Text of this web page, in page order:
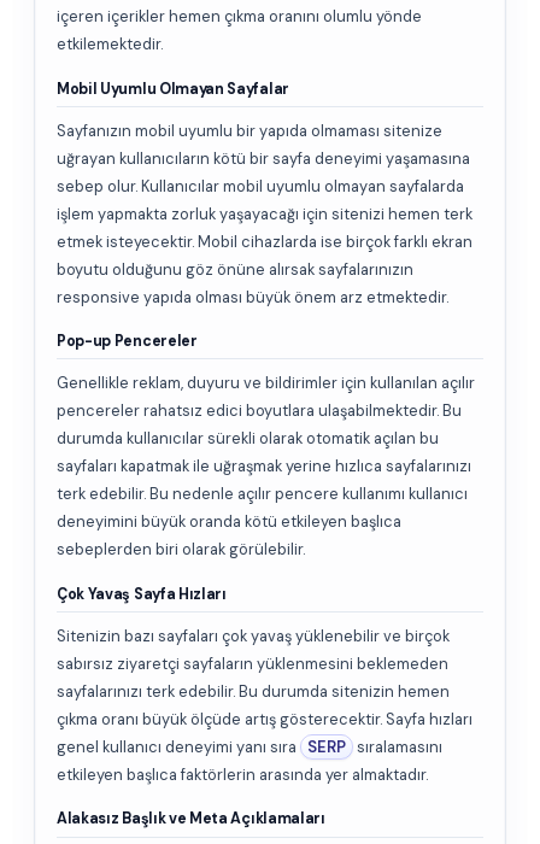
içeren içerikler hemen çıkma oranını olumlu yönde
etkilemektedir.
Mobil Uyumlu Olmayan Sayfalar
Sayfanızın mobil uyumlu bir yapıda olmaması sitenize
uğrayan kullanıcıların kötü bir sayfa deneyimi yaşamasına
sebep olur. Kullanıcılar mobil uyumlu olmayan sayfalarda
işlem yapmakta zorluk yaşayacağı için sitenizi hemen terk
etmek isteyecektir. Mobil cihazlarda ise birçok farklı ekran
boyutu olduğunu göz önüne alırsak sayfalarınızın
responsive yapıda olması büyük önem arz etmektedir.
Pop-up Pencereler
Genellikle reklam, duyuru ve bildirimler için kullanılan açılır
pencereler rahatsız edici boyutlara ulaşabilmektedir. Bu
durumda kullanıcılar sürekli olarak otomatik açılan bu
sayfaları kapatmak ile uğraşmak yerine hızlıca sayfalarınızı
terk edebilir. Bu nedenle açılır pencere kullanımı kullanıcı
deneyimini büyük oranda kötü etkileyen başlıca
sebeplerden biri olarak görülebilir.
Çok Yavaş Sayfa Hızları
Sitenizin bazı sayfaları çok yavaş yüklenebilir ve birçok
sabırsız ziyaretçi sayfaların yüklenmesini beklemeden
sayfalarınızı terk edebilir. Bu durumda sitenizin hemen
çıkma oranı büyük ölçüde artış gösterecektir. Sayfa hızları
genel kullanıcı deneyimi yanı sıra
SERP sıralamasını
etkileyen başlıca faktörlerin arasında yer almaktadır.
Alakasız Başlık ve Meta Açıklamaları